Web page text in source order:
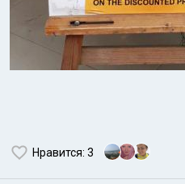
Нравится: 3